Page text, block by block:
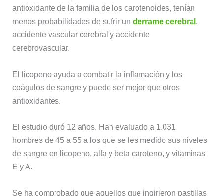
antioxidante de la familia de los carotenoides, tenían
menos probabilidades de sufrir underrame cerebral,
accidente vascular cerebral y accidente
cerebrovascular.
El licopeno ayuda a combatir la inflamación y los
coágulos de sangre y puede ser mejor que otros
antioxidantes.
El estudio duró 12 años. Han evaluado a 1.031
hombres de 45 a 55 a los que se les medido sus niveles
de sangre en licopeno, alfa y beta caroteno, y vitaminas
E y A.
Se ha comprobado que aquellos que ingirieron pastillas